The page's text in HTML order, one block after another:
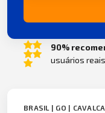
90%
usuários
BRASIL | GO |